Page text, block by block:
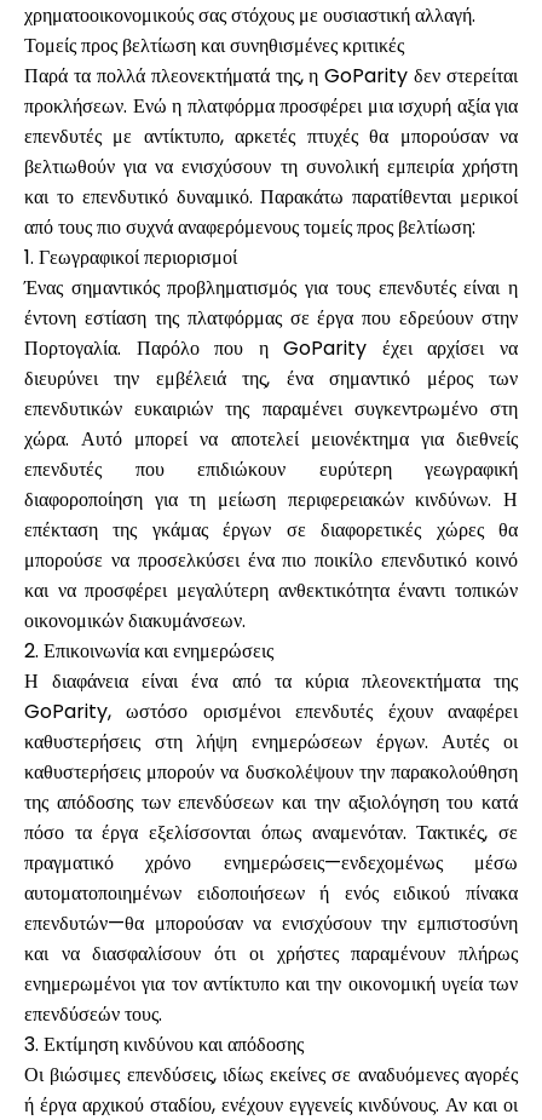
χρηματοοικονομικούς σας στόχους με ουσιαστική αλλαγή.
Τομείς προς βελτίωση και συνηθισμένες κριτικές
Παρά τα πολλά πλεονεκτήματά της, η GoParity δεν στερείται
προκλήσεων. Ενώ η πλατφόρμα προσφέρει μια ισχυρή αξία για
επενδυτές με αντίκτυπο, αρκετές πτυχές θα μπορούσαν να
βελτιωθούν για να ενισχύσουν τη συνολική εμπειρία χρήστη
και το επενδυτικό δυναμικό. Παρακάτω παρατίθενται μερικοί
από τους πιο συχνά αναφερόμενους τομείς προς βελτίωση:
1. Γεωγραφικοί περιορισμοί
Ένας σημαντικός προβληματισμός για τους επενδυτές είναι η
έντονη εστίαση της πλατφόρμας σε έργα που εδρεύουν στην
Πορτογαλία. Παρόλο που η GoParity έχει αρχίσει να
διευρύνει την εμβέλειά της, ένα σημαντικό μέρος των
επενδυτικών ευκαιριών της παραμένει συγκεντρωμένο στη
χώρα. Αυτό μπορεί να αποτελεί μειονέκτημα για διεθνείς
επενδυτές που επιδιώκουν ευρύτερη γεωγραφική
διαφοροποίηση για τη μείωση περιφερειακών κινδύνων. Η
επέκταση της γκάμας έργων σε διαφορετικές χώρες θα
μπορούσε να προσελκύσει ένα πιο ποικίλο επενδυτικό κοινό
και να προσφέρει μεγαλύτερη ανθεκτικότητα έναντι τοπικών
οικονομικών διακυμάνσεων.
2. Επικοινωνία και ενημερώσεις
Η διαφάνεια είναι ένα από τα κύρια πλεονεκτήματα της
GoParity, ωστόσο ορισμένοι επενδυτές έχουν αναφέρει
καθυστερήσεις στη λήψη ενημερώσεων έργων. Αυτές οι
καθυστερήσεις μπορούν να δυσκολέψουν την παρακολούθηση
της απόδοσης των επενδύσεων και την αξιολόγηση του κατά
πόσο τα έργα εξελίσσονται όπως αναμενόταν. Τακτικές, σε
πραγματικό χρόνο ενημερώσεις—ενδεχομένως μέσω
αυτοματοποιημένων ειδοποιήσεων ή ενός ειδικού πίνακα
επενδυτών—θα μπορούσαν να ενισχύσουν την εμπιστοσύνη
και να διασφαλίσουν ότι οι χρήστες παραμένουν πλήρως
ενημερωμένοι για τον αντίκτυπο και την οικονομική υγεία των
επενδύσεών τους.
3. Εκτίμηση κινδύνου και απόδοσης
Οι βιώσιμες επενδύσεις, ιδίως εκείνες σε αναδυόμενες αγορές
ή έργα αρχικού σταδίου, ενέχουν εγγενείς κινδύνους. Αν και οι